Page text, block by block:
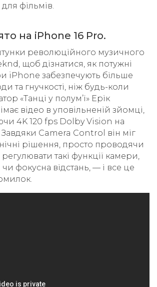
фільмів.
на iPhone 16 Pro.
революційного музичного
щоб дізнатися, як потужні
iPhone забезпечують більше
та гнучкості, ніж будь-коли
«Танці у полум’ї» Ерік
відео в уповільненій зйомці,
4K 120 fps Dolby Vision на
Camera Control він міг
рішення, просто проводячи
такі функції камери,
чи фокусна відстань, — і все це